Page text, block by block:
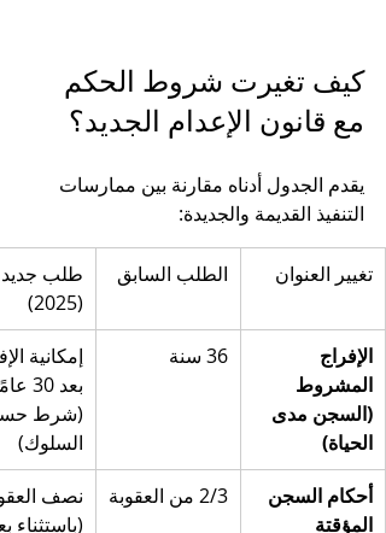
كيف تغيرت شروط الحكم
مع قانون الإعدام الجديد؟
يقدم الجدول أدناه مقارنة بين ممارسات
التنفيذ القديمة والجديدة:
تغيير العنوان الطلب السابق
طلب
(2025)
الإفراج
المشروط
(السجن مدى
الحياة)
36 سنة
إمكانية
بعد 30
(شرط
السلوك)
أحكام السجن
المؤقتة
2/3 من العقوبة
نصف